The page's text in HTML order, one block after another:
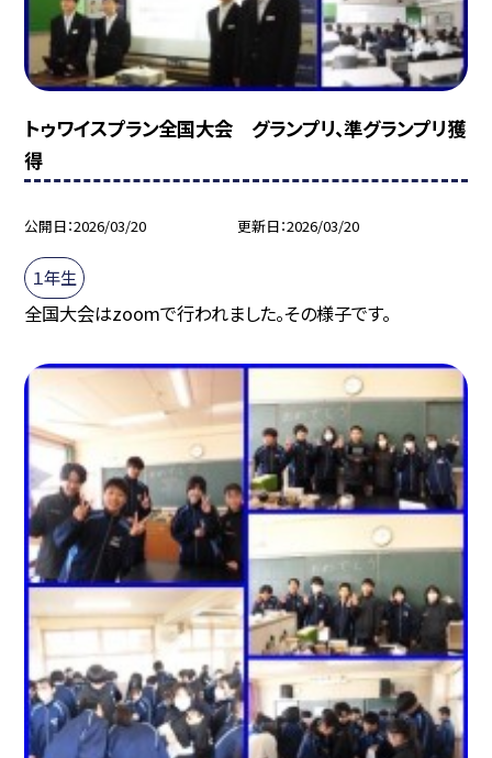
トゥワイスプラン全国大会 グランプリ、準グランプリ獲
得
公開日 2026/03/20 更新日 2026/03/20
１年生
全国大会はzoomで行われました。その様子です。